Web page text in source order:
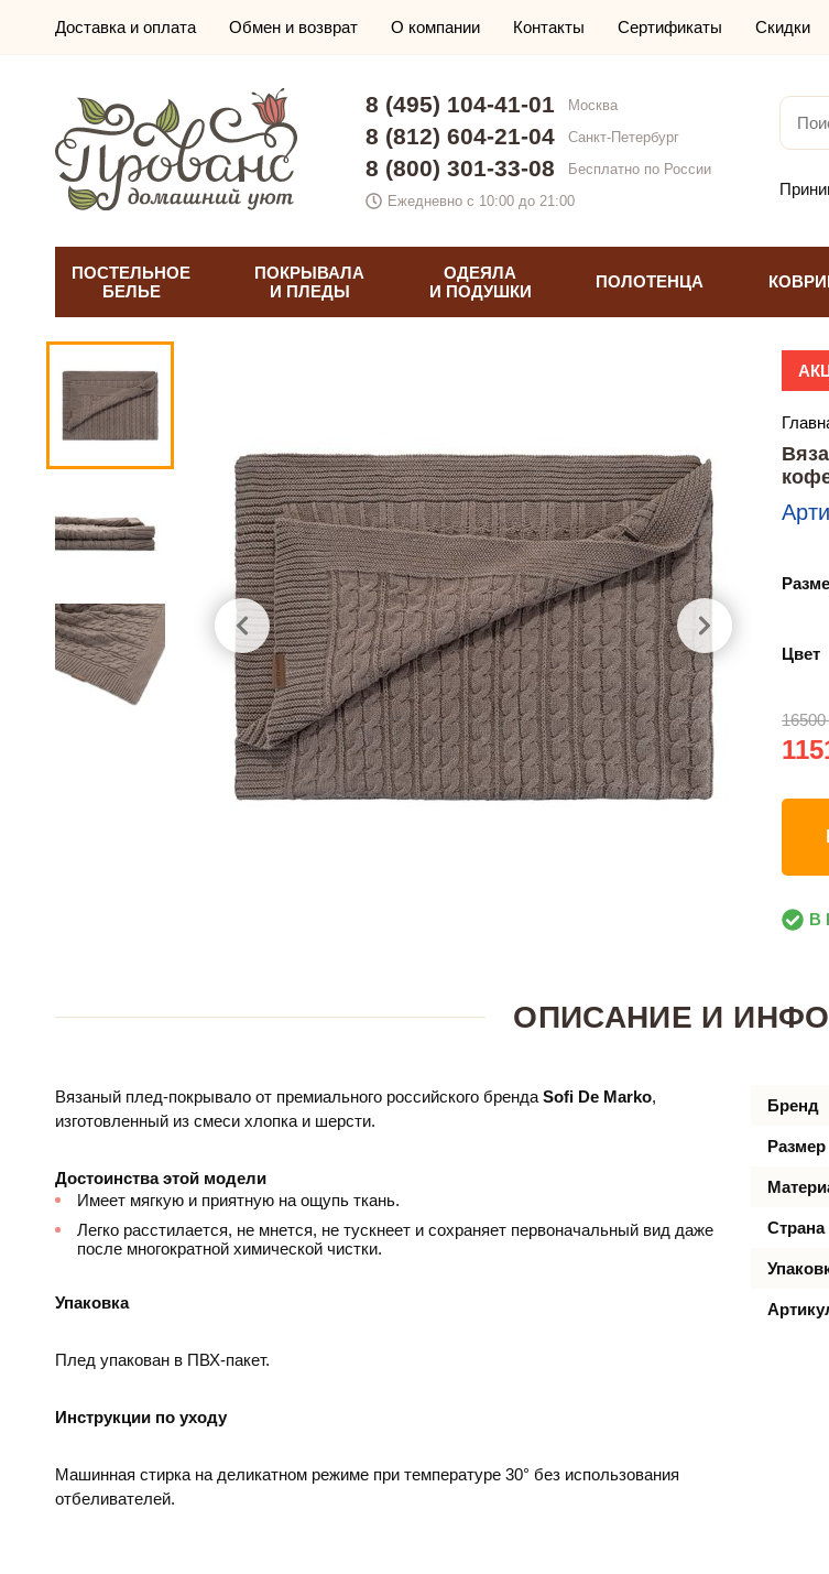
Доставка и оплата Обмен и возврат О компании Контакты Сертификаты Скидки
8 (495) 104-41-01 Москва
8 (812) 604-21-04 Санкт-Петербург
8 (800) 301-33-08
Бесплатно по России
Ежедневно с 10:00 до 21:00
ПОСТЕЛЬНОЕ
БЕЛЬЕ
ПОКРЫВАЛА
И ПЛЕДЫ
ОДЕЯЛА
И ПОДУШКИ
ПОЛОТЕНЦА
Цвет
В
ОПИСАНИЕ И
Вязаный плед-покрывало от премиального российского бренда Sofi De Marko,
изготовленный из смеси хлопка и шерсти.
Достоинства этой модели
Имеет мягкую и приятную на ощупь ткань.
Легко расстилается, не мнется, не тускнеет и сохраняет первоначальный вид даже
после многократной химической чистки.
Упаковка
Плед упакован в ПВХ-пакет.
Инструкции по уходу
Машинная стирка на деликатном режиме при температуре 30° без использования
отбеливателей.
Бренд
Размер
Страна